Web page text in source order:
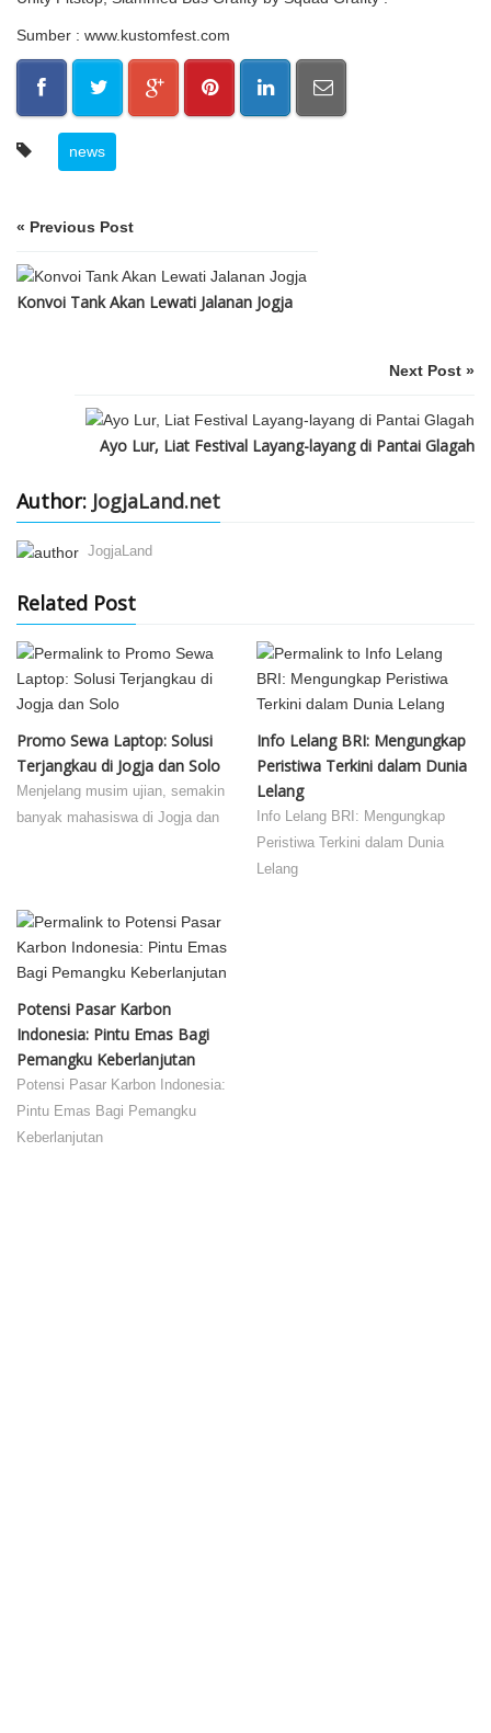
Sumber : www.kustomfest.com
news
« Previous Post
Konvoi Tank Akan Lewati Jalanan Jogja
Next Post »
Ayo Lur, Liat Festival Layang-layang di Pantai Glagah
Author: JogjaLand.net
JogjaLand
Related Post
Promo Sewa Laptop: Solusi
Terjangkau di Jogja dan Solo
Menjelang musim ujian, semakin
banyak mahasiswa di Jogja dan
Info Lelang BRI: Mengungkap
Peristiwa Terkini dalam Dunia
Lelang
Info Lelang BRI: Mengungkap
Peristiwa Terkini dalam Dunia
Lelang
Potensi Pasar Karbon
Indonesia: Pintu Emas Bagi
Pemangku Keberlanjutan
Potensi Pasar Karbon Indonesia:
Pintu Emas Bagi Pemangku
Keberlanjutan